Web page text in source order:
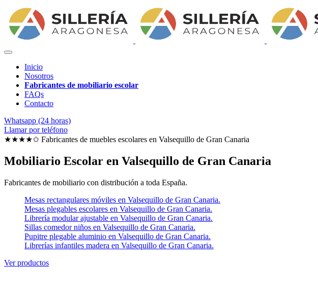
Inicio
Nosotros
Fabricantes de mobiliario escolar
FAQs
Contacto
Whatsapp (24 horas)
Llamar por teléfono
★★★★✩ Fabricantes de muebles escolares en Valsequillo de Gran Canaria
Mobiliario Escolar en Valsequillo de Gran Canaria
Fabricantes de mobiliario con distribución a toda España.
Mesas rectangulares móviles en Valsequillo de Gran Canaria.
Mesas plegables escolares en Valsequillo de Gran Canaria.
Librería modular ajustable en Valsequillo de Gran Canaria.
Sillas comedor niños en Valsequillo de Gran Canaria.
Pupitre plegable aluminio en Valsequillo de Gran Canaria.
Librerías infantiles madera en Valsequillo de Gran Canaria.
Ver productos